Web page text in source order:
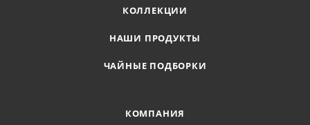
КОЛЛЕКЦИИ
НАШИ ПРОДУКТЫ
ЧАЙНЫЕ ПОДБОРКИ
КОМПАНИЯ